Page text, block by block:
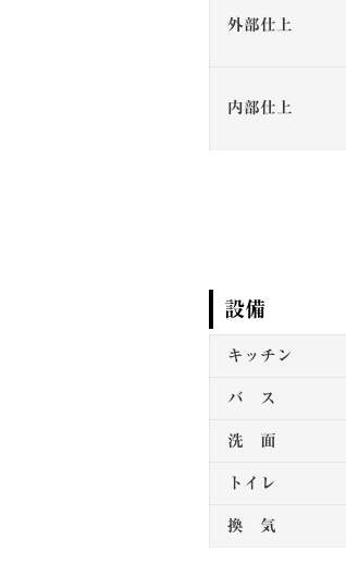
外部仕上
内部仕上
設備
キッチン
バ ス
洗 面
トイレ
換 気